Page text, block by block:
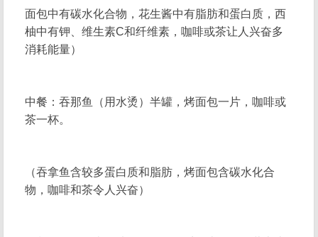
面包中有碳水化合物，花生酱中有脂肪和蛋白质，西
柚中有钾、维生素C和纤维素，咖啡或茶让人兴奋多
消耗能量）
中餐：吞那鱼（用水烫）半罐，烤面包一片，咖啡或
茶一杯。
（吞拿鱼含较多蛋白质和脂肪，烤面包含碳水化合
物，咖啡和茶令人兴奋）